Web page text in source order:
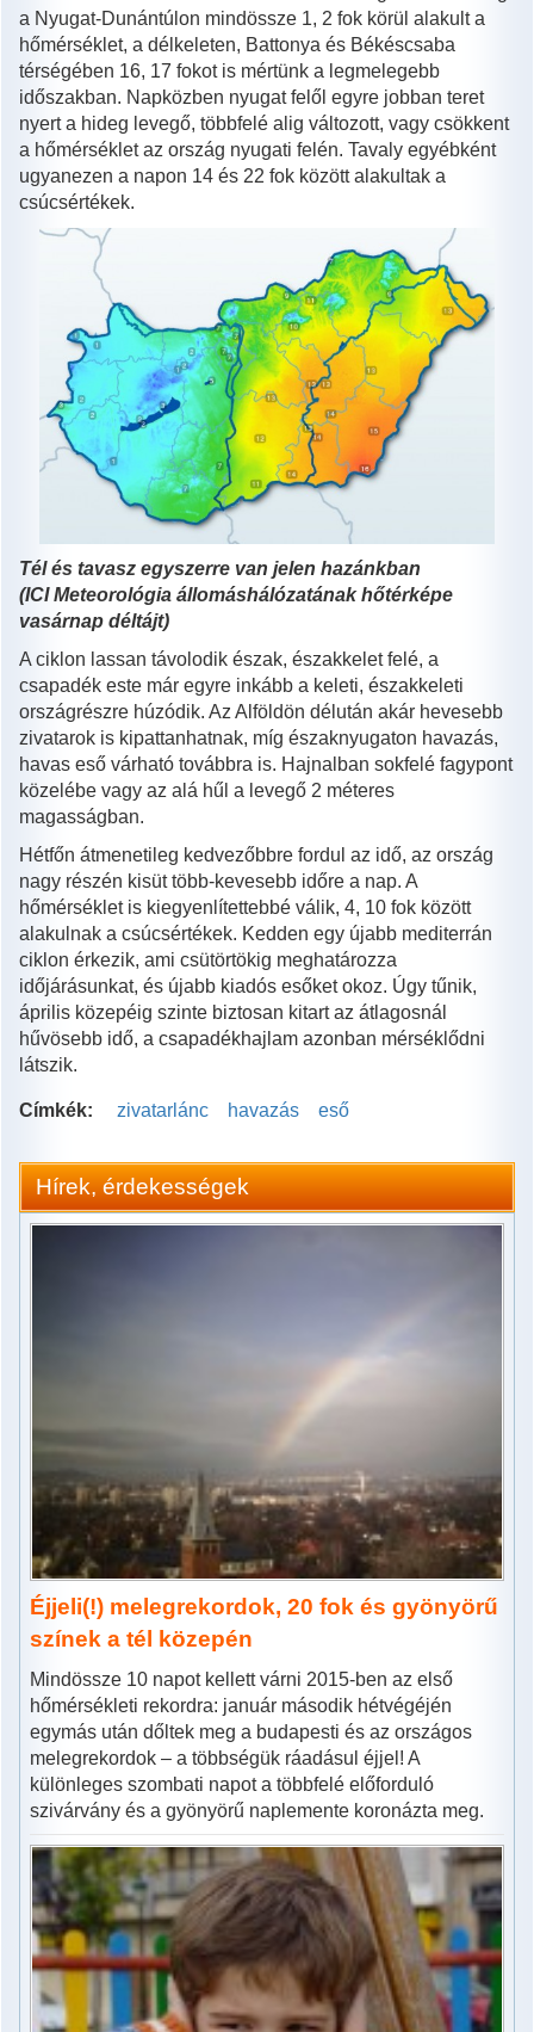
a Nyugat-Dunántúlon mindössze 1, 2 fok körül alakult a
hőmérséklet, a délkeleten, Battonya és Békéscsaba
térségében 16, 17 fokot is mértünk a legmelegebb
időszakban. Napközben nyugat felől egyre jobban teret
nyert a hideg levegő, többfelé alig változott, vagy csökkent
a hőmérséklet az ország nyugati felén. Tavaly egyébként
ugyanezen a napon 14 és 22 fok között alakultak a
csúcsértékek.
Tél és tavasz egyszerre van jelen hazánkban
(ICI Meteorológia állomáshálózatának hőtérképe
vasárnap déltájt)
A ciklon lassan távolodik észak, északkelet felé, a
csapadék este már egyre inkább a keleti, északkeleti
országrészre húzódik. Az Alföldön délután akár hevesebb
zivatarok is kipattanhatnak, míg északnyugaton havazás,
havas eső várható továbbra is. Hajnalban sokfelé fagypont
közelébe vagy az alá hűl a levegő 2 méteres
magasságban.
Hétfőn átmenetileg kedvezőbbre fordul az idő, az ország
nagy részén kisüt több-kevesebb időre a nap. A
hőmérséklet is kiegyenlítettebbé válik, 4, 10 fok között
alakulnak a csúcsértékek. Kedden egy újabb mediterrán
ciklon érkezik, ami csütörtökig meghatározza
időjárásunkat, és újabb kiadós esőket okoz. Úgy tűnik,
április közepéig szinte biztosan kitart az átlagosnál
hűvösebb idő, a csapadékhajlam azonban mérséklődni
látszik.
Címkék: zivatarlánc havazás eső
Hírek, érdekességek
Éjjeli(!) melegrekordok, 20 fok és gyönyörű
színek a tél közepén
Mindössze 10 napot kellett várni 2015-ben az első
hőmérsékleti rekordra: január második hétvégéjén
egymás után dőltek meg a budapesti és az országos
melegrekordok – a többségük ráadásul éjjel! A
különleges szombati napot a többfelé előforduló
szivárvány és a gyönyörű naplemente koronázta meg.